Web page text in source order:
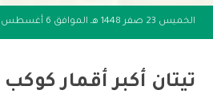
الخميس 23 صفر 1448 هـ الموافق 6 أغسطس 2026 مـ
تيتان أكبر أقمار